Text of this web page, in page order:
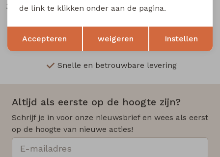
34,99
34,99
Snelle en betrouwbare levering
Altijd als eerste op de hoogte zijn?
Schrijf je in voor onze nieuwsbrief en wees als eerst
op de hoogte van nieuwe acties!
Terug Opslaan
de link te klikken onder aan de pagina.
Accepteren weigeren Instellen